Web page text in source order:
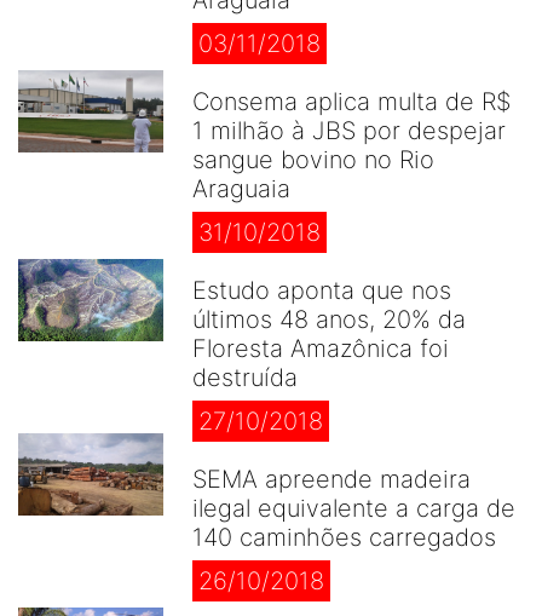
03/11/2018
Consema aplica multa de R$
1 milhão à JBS por despejar
sangue bovino no Rio
Araguaia
31/10/2018
Estudo aponta que nos
últimos 48 anos, 20% da
Floresta Amazônica foi
destruída
27/10/2018
SEMA apreende madeira
ilegal equivalente a carga de
140 caminhões carregados
26/10/2018